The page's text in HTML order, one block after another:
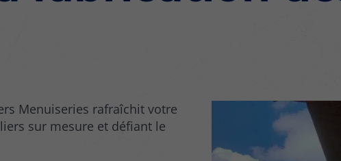
Menuiseries rafraîchit votre
sur mesure et défiant le